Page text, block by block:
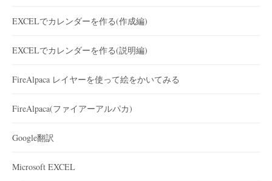
EXCELでカレンダーを作る(作成編)
EXCELでカレンダーを作る(説明編)
FireAlpaca レイヤーを使って絵をかいてみる
FireAlpaca(ファイアーアルパカ)
Google翻訳
Microsoft EXCEL